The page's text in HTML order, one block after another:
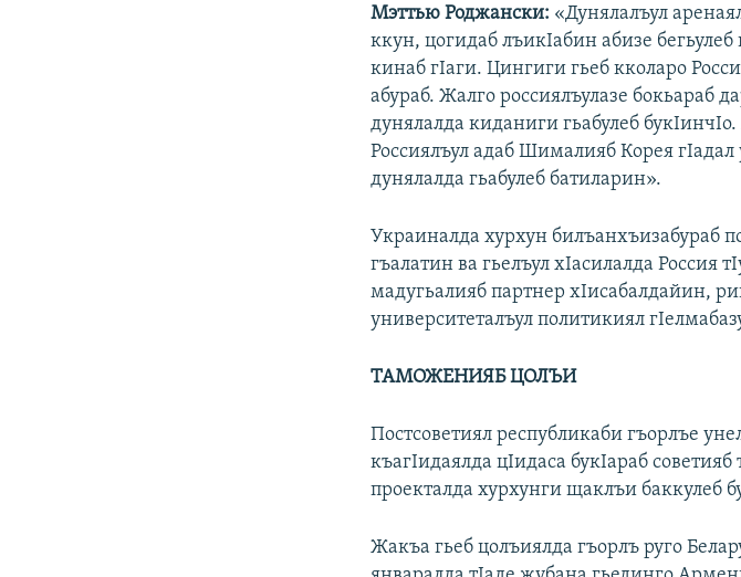
Мэттью Роджански: «Дунялалъул
ккун, цогидаб лъикIабин абизе
кинаб гIаги. Цингиги гьеб кколаро
абураб. Жалго россиялъулазе бокьараб
дунялалда киданиги гьабулеб
Россиялъул адаб Шималияб Корея
дунялалда гьабулеб батиларин».
Украиналда хурхун билъанхъизабураб
гъалатин ва гьелъул хIасилалда Россия
мадугьалияб партнер хIисабалдайин,
университеталъул политикиял
ТАМОЖЕНИЯБ ЦОЛЪИ
Постсоветиял республикаби гъорлъе
къагIидаялда цIидаса букIараб
проекталда хурхунги щаклъи баккулеб
Жакъа гьеб цолъиялда гъорлъ руго